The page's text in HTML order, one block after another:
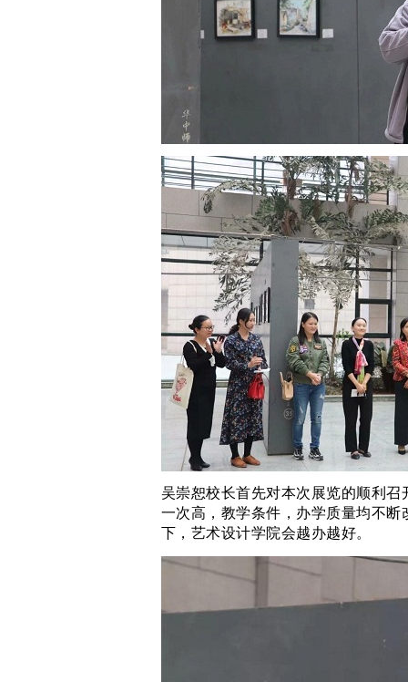
吴崇恕校长首先对本次展览的顺利
一次高，教学条件，办学质量均不
下，艺术设计学院会越办越好。